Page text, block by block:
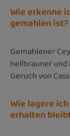
Wie erkenne
gemahlen ist?
Gemahlener
hellbrauner
Geruch von
Wie lagere
erhalten